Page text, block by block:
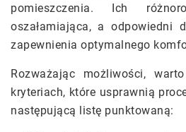
pomieszczenia. Ich
oszałamiająca, a odpowiedni
zapewnienia optymalnego
Rozważając możliwości,
kryteriach, które usprawnią
następującą listę punktowaną: